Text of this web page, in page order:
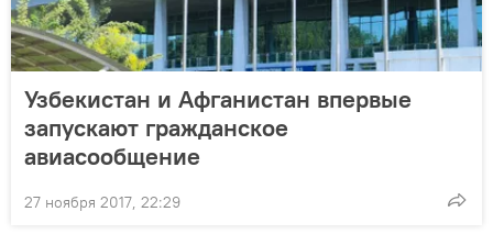
Узбекистан и Афганистан впервые
запускают гражданское
авиасообщение
27 ноября 2017, 22:29